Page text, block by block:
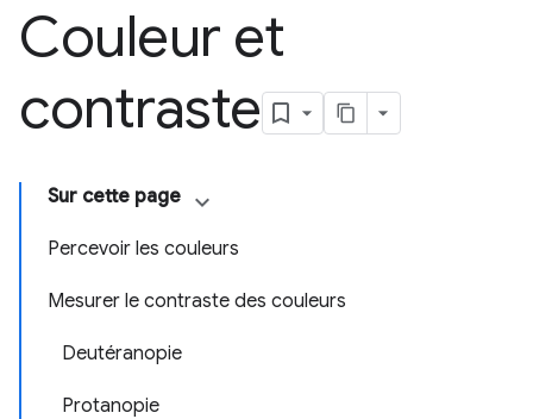
Couleur et
contraste
Sur cette page
Percevoir les couleurs
Mesurer le contraste des couleurs
Deutéranopie
Protanopie